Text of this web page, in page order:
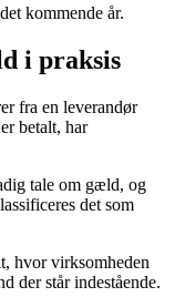
kommende år.
i praksis
fra en leverandør
betalt, har
tale om gæld, og
det som
hvor virksomheden
der står indestående.